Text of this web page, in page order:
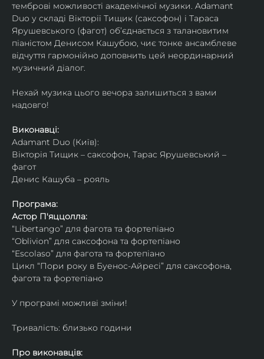
темброві можливості академічної музики. Adamant
Duo у складі Вікторії Тищик (саксофон) і Тараса
Ярушевського (фагот) об’єднається з талановитим
піаністом Денисом Кашубою, чиє тонке ансамблеве
відчуття гармонійно доповнить цей неординарний
музичний діалог.
Нехай музика цього вечора залишиться з вами
надовго!
Виконавці:
Adamant Duo (Київ):
Вікторія Тищик – саксофон, Тарас Ярушевський –
фагот
Денис Кашуба – рояль
Програма:
Астор П'яццолла:
“Libertango” для фагота та фортепіано
“Oblivion” для саксофона та фортепіано
“Escolaso” для фагота та фортепіано
Цикл “Пори року в Буенос-Айресі” для саксофона,
фагота та фортепіано
У програмі можливі зміни!
Тривалість: близько години
Про виконавців: